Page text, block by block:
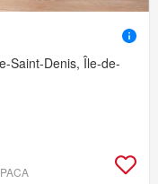
Saint-Denis, Île-de-